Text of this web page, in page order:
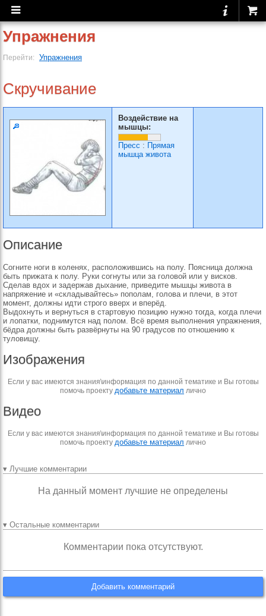
Упражнения
Перейти: Упражнения
Скручивание
Воздействие на
мышцы:
Пресс : Прямая
мышца живота
Описание
Согните ноги в коленях, расположившись на полу. Поясница должна
быть прижата к полу. Руки согнуты или за головой или у висков.
Сделав вдох и задержав дыхание, приведите мышцы живота в
напряжение и «складывайтесь» пополам, голова и плечи, в этот
момент, должны идти строго вверх и вперёд.
Выдохнуть и вернуться в стартовую позицию нужно тогда, когда плечи
и лопатки, поднимутся над полом. Всё время выполнения упражнения,
бёдра должны быть развёрнуты на 90 градусов по отношению к
туловищу.
Изображения
Если у вас имеются знания\информация по данной тематике и Вы готовы
помочь проекту добавьте материал лично
Видео
Если у вас имеются знания\информация по данной тематике и Вы готовы
помочь проекту добавьте материал лично
▾ Лучшие комментарии
На данный момент лучшие не определены
▾ Остальные комментарии
Комментарии пока отсутствуют.
Добавить комментарий